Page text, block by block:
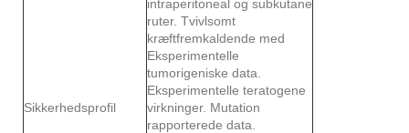
Sikkerhedsprofil
intraperitoneal og subkutane
ruter. Tvivlsomt
kræftfremkaldende med
Eksperimentelle
tumorigeniske data.
Eksperimentelle teratogene
virkninger. Mutation
rapporterede data.